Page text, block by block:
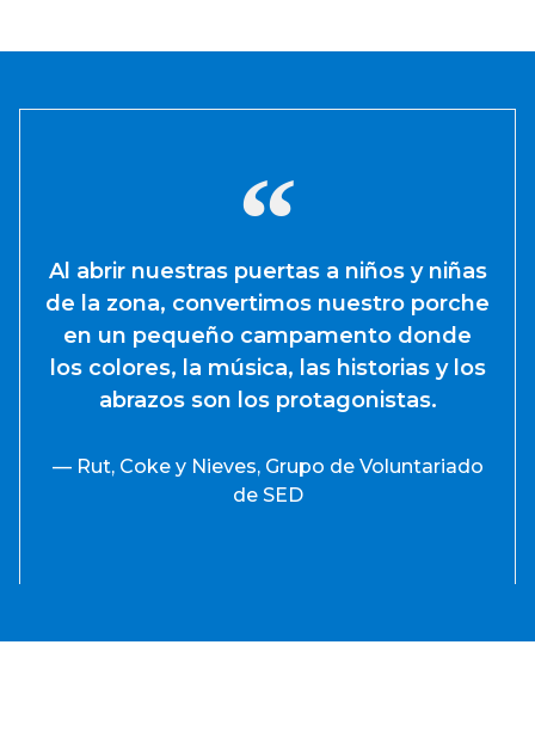
Al abrir nuestras puertas a niños y niñas
de la zona, convertimos nuestro porche
en un pequeño campamento donde
los colores, la música, las historias y los
abrazos son los protagonistas.
— Rut, Coke y Nieves, Grupo de Voluntariado
de SED